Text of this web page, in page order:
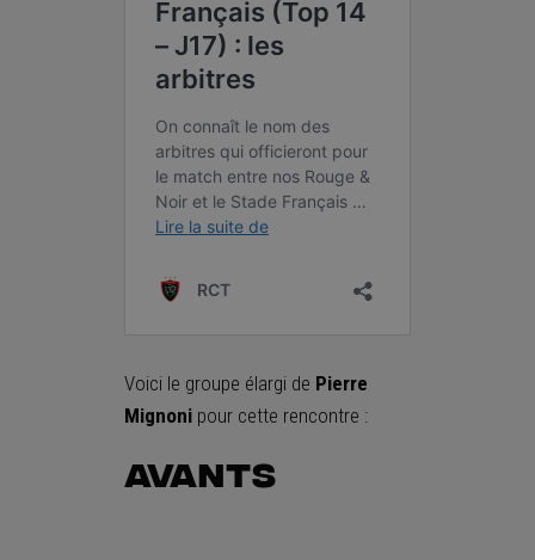
Voici le groupe élargi de Pierre
Mignoni pour cette rencontre :
Avants